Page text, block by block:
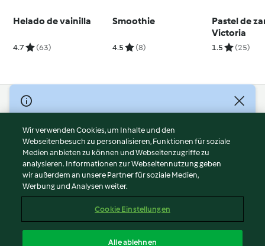
Helado de vainilla
4.7 (63)
Smoothie
4.5 (8)
Pastel de
Victoria
1.5 (25)
© Copyright 2026
Nutzungsbedingungen
Datenschutzrichtlinien
Disclaimer
Impressum
Cookies
Abo kündigen
Wir verwenden Cookies, um Inhalte und den
Webseitenbesuch zu personalisieren, Funktionen für soziale
Medien anbieten zu können und Webseitenzugriffe zu
analysieren. Informationen zur Webseitennutzung geben
wir außerdem an unsere Partner für soziale Medien,
Werbung und Analysen weiter.
Cookie Einstellungen
Alle ablehnen